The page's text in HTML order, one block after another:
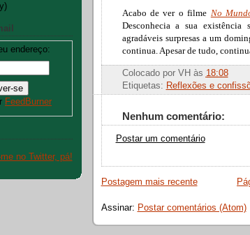
endereço:
FeedBurner
no Twitter, pá!
Acabo de ver o filme No
Desconhecia a sua existência
agradáveis surpresas a um
continua. Apesar de tudo,
Colocado por VH às 18:08
Etiquetas: Reflexões e
Nenhum comentário:
Postar um comentário
Postagem mais recente
Assinar: Postar comentários (Atom)